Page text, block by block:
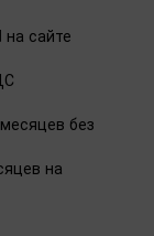
на сайте
без
на